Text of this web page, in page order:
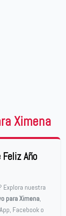
Ximena
Año
Explora nuestra
para Ximena,
Facebook o